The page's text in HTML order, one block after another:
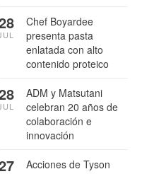
Chef Boyardee
presenta pasta
enlatada con alto
contenido proteico
ADM y Matsutani
celebran 20 años de
colaboración e
innovación
Acciones de Tyson